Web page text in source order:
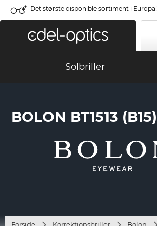
Det største disponible sortiment i Europa!
Solbriller
BOLON BT1513 (B15)